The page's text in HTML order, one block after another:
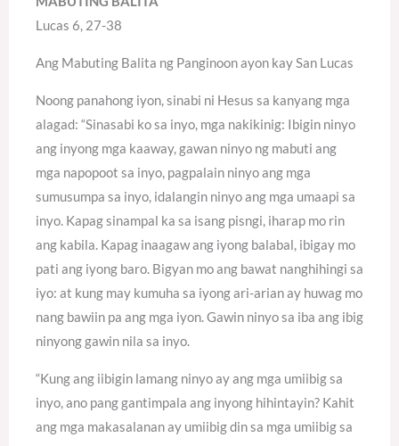
Lucas 6, 27-38
Ang Mabuting Balita ng Panginoon ayon kay San Lucas
Noong panahong iyon, sinabi ni Hesus sa kanyang mga
alagad: “Sinasabi ko sa inyo, mga nakikinig: Ibigin ninyo
ang inyong mga kaaway, gawan ninyo ng mabuti ang
mga napopoot sa inyo, pagpalain ninyo ang mga
sumusumpa sa inyo, idalangin ninyo ang mga umaapi sa
inyo. Kapag sinampal ka sa isang pisngi, iharap mo rin
ang kabila. Kapag inaagaw ang iyong balabal, ibigay mo
pati ang iyong baro. Bigyan mo ang bawat nanghihingi sa
iyo: at kung may kumuha sa iyong ari-arian ay huwag mo
nang bawiin pa ang mga iyon. Gawin ninyo sa iba ang ibig
ninyong gawin nila sa inyo.
“Kung ang iibigin lamang ninyo ay ang mga umiibig sa
inyo, ano pang gantimpala ang inyong hihintayin? Kahit
ang mga makasalanan ay umiibig din sa mga umiibig sa